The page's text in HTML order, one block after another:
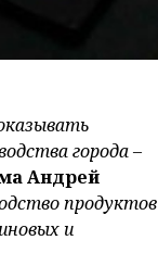
города –
Андрей
продуктов
и